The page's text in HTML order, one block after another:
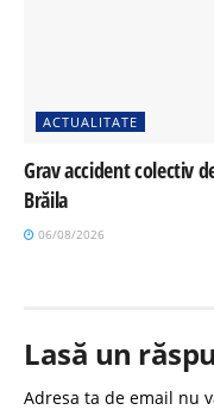
ACTUALITATE
Grav accident colectiv
Brăila
06/08/2026
Lasă un
Adresa ta de email nu